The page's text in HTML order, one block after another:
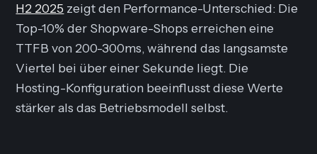
H2 2025 zeigt den Performance-Unterschied: Die
Top-10% der Shopware-Shops erreichen eine
TTFB von 200-300ms, während das langsamste
Viertel bei über einer Sekunde liegt. Die
Hosting-Konfiguration beeinflusst diese Werte
stärker als das Betriebsmodell selbst.